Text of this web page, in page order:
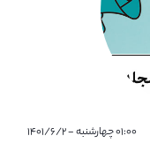
۰۱:۰۰ چهارشنبه - ۱۴۰۱/۶/۲